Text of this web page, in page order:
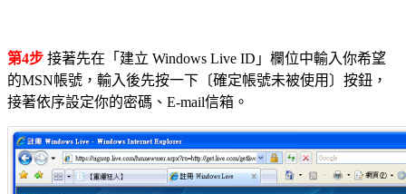
第4步 接著先在「建立 Windows Live ID」欄位中輸入你希望
的MSN帳號，輸入後先按一下〔確定帳號未被使用〕按鈕，
接著依序設定你的密碼、E-mail信箱。